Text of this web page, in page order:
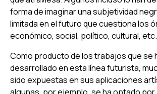
forma de imaginar una subjetividad
limitada en el futuro que cuestiona los
económico, social, político, cultural,
Como producto de los trabajos que se
desarrollado en esta línea futurista,
sido expuestas en sus aplicaciones